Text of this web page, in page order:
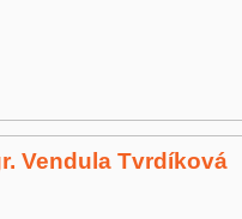
Vendula Tvrdíková